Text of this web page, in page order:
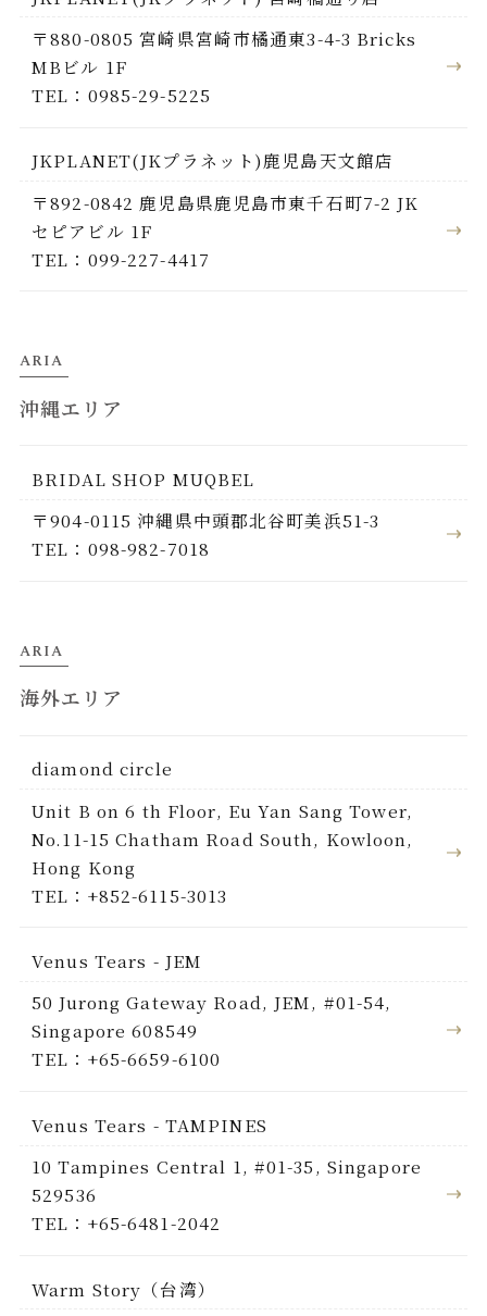
〒880-0805 宮崎県宮崎市橘通東3-4-3 Bricks
MBビル 1F
TEL：0985-29-5225
JKPLANET(JKプラネット)鹿児島天文館店
〒892-0842 鹿児島県鹿児島市東千石町7-2 JK
セピアビル 1F
TEL：099-227-4417
ARIA
沖縄エリア
BRIDAL SHOP MUQBEL
〒904-0115 沖縄県中頭郡北谷町美浜51-3
TEL：098-982-7018
ARIA
海外エリア
diamond circle
Unit B on 6 th Floor, Eu Yan Sang Tower,
No.11-15 Chatham Road South, Kowloon,
Hong Kong
TEL：+852-6115-3013
Venus Tears - JEM
50 Jurong Gateway Road, JEM, #01-54,
Singapore 608549
TEL：+65-6659-6100
Venus Tears - TAMPINES
10 Tampines Central 1, #01-35, Singapore
529536
TEL：+65-6481-2042
Warm Story（台湾）